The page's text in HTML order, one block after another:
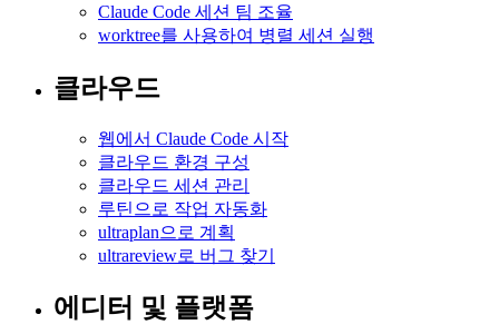
Claude Code 세션 팀 조율
worktree를 사용하여 병렬 세션 실행
클라우드
웹에서 Claude Code 시작
클라우드 환경 구성
클라우드 세션 관리
루틴으로 작업 자동화
ultraplan으로 계획
ultrareview로 버그 찾기
에디터 및 플랫폼